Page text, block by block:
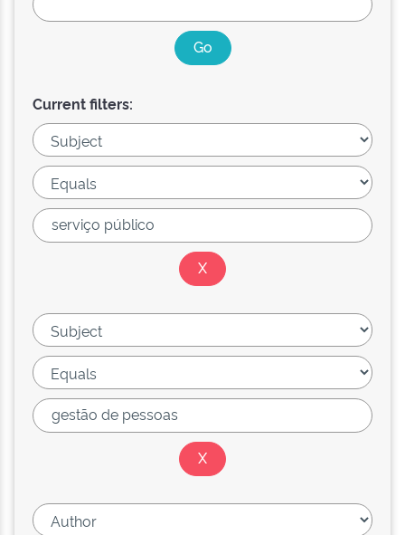
Current filters: